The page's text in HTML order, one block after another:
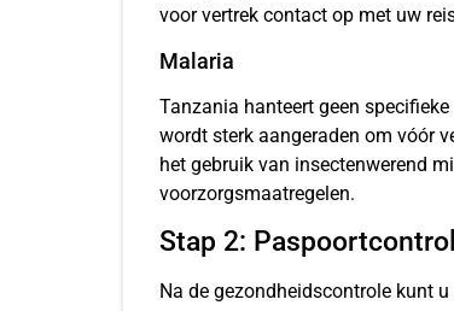
voor vertrek contact op met uw
Malaria
Tanzania hanteert geen
wordt sterk aangeraden om vóór
het gebruik van insectenwerend
voorzorgsmaatregelen.
Stap 2:
Na de gezondheidscontrole kunt